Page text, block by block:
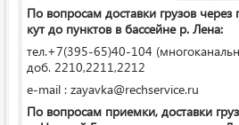
По вопросам доставки грузов через
кут до пунктов в бассейне р. Лена:
тел.+7(395-65)40-104
доб. 2210,2211,2212
e-mail : zayavka@rechservice.ru
По вопросам приемки, доставки